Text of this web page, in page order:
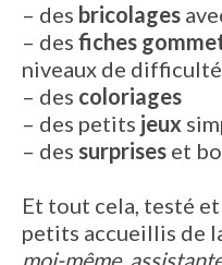
– des bricolages
– des fiches
niveaux de difficulté
– des coloriages
– des petits jeux
– des surprises et
Et tout cela, testé
petits accueillis de
moi-même,